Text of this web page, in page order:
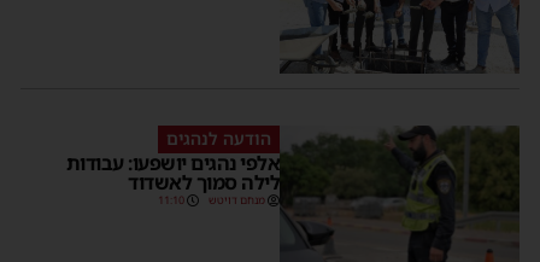
הודעה לנהגים
אלפי נהגים יושפעו: עבודות
לילה סמוך לאשדוד
מנחם דויטש 11:10